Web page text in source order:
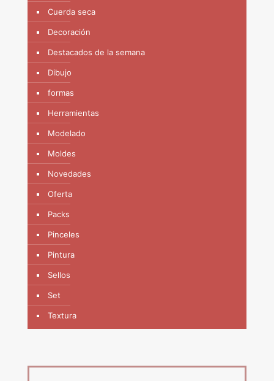
Cuerda seca
Decoración
Destacados de la semana
Dibujo
formas
Herramientas
Modelado
Moldes
Novedades
Oferta
Packs
Pinceles
Pintura
Sellos
Set
Textura